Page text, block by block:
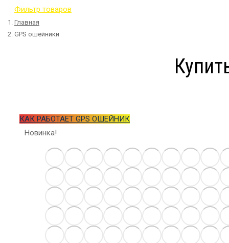
Фильтр товаров
Главная
GPS ошейники
КАК РАБОТАЕТ GPS ОШЕЙНИК
Новинка!